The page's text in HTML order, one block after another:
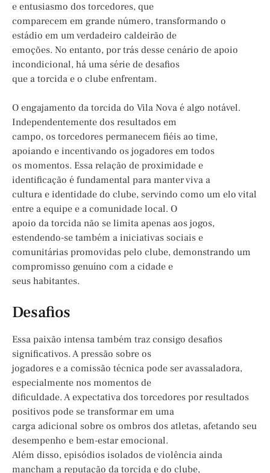
e entusiasmo dos torcedores, que
comparecem em grande número, transformando o
estádio em um verdadeiro caldeirão de
emoções. No entanto, por trás desse cenário de apoio
incondicional, há uma série de desafios
que a torcida e o clube enfrentam.
O engajamento da torcida do Vila Nova é algo notável.
Independentemente dos resultados em
campo, os torcedores permanecem fiéis ao time,
apoiando e incentivando os jogadores em todos
os momentos. Essa relação de proximidade e
identificação é fundamental para manter viva a
cultura e identidade do clube, servindo como um elo vital
entre a equipe e a comunidade local. O
apoio da torcida não se limita apenas aos jogos,
estendendo-se também a iniciativas sociais e
comunitárias promovidas pelo clube, demonstrando um
compromisso genuíno com a cidade e
seus habitantes.
Desafios
Essa paixão intensa também traz consigo desafios
significativos. A pressão sobre os
jogadores e a comissão técnica pode ser avassaladora,
especialmente nos momentos de
dificuldade. A expectativa dos torcedores por resultados
positivos pode se transformar em uma
carga adicional sobre os ombros dos atletas, afetando seu
desempenho e bem-estar emocional.
Além disso, episódios isolados de violência ainda
mancham a reputação da torcida e do clube,